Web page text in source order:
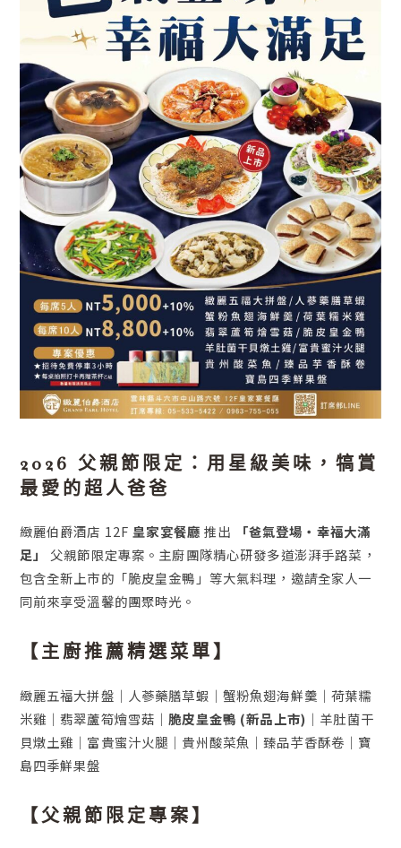
2026 父親節限定：用星級美味，犒賞
最愛的超人爸爸
緻麗伯爵酒店 12F皇家宴餐廳 推出
「爸氣登場・幸福大滿
足」
父親節限定專案。主廚團隊精心研發多道澎湃手路菜，
包含全新上市的「脆皮皇金鴨」等大氣料理，邀請全家人一
同前來享受溫馨的團聚時光。
【主廚推薦精選菜單】
緻麗五福大拼盤｜人蔘藥膳草蝦｜蟹粉魚翅海鮮羹｜荷葉糯
米雞｜翡翠蘆筍燴雪菇｜ 脆皮皇金鴨 (新品上市) ｜羊肚菌干
貝燉土雞｜富貴蜜汁火腿｜貴州酸菜魚｜臻品芋香酥卷｜寶
島四季鮮果盤
【父親節限定專案】